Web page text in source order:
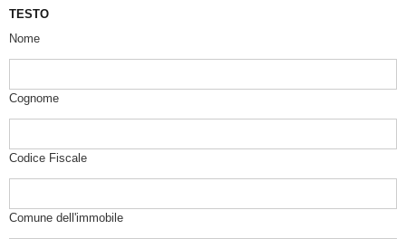
TESTO
Nome
Cognome
Codice Fiscale
Comune dell'immobile